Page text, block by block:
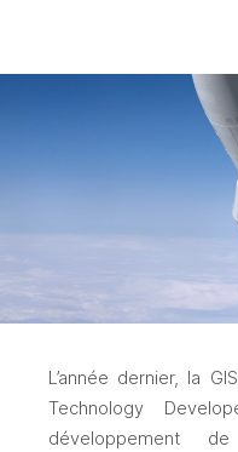
L’année dernier, la
Technology
développement